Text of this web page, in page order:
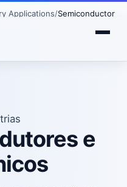
Applications Semiconductor
e